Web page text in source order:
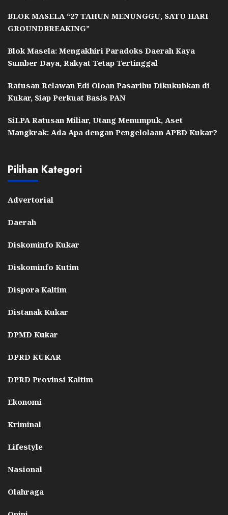
BLOK MASELA “27 TAHUN MENUNGGU, SATU HARI
GROUNDBREAKING”
Blok Masela: Mengakhiri Paradoks Daerah Kaya
Sumber Daya, Rakyat Tetap Tertinggal
Ratusan Relawan Edi Oloan Pasaribu Dikukuhkan di
Kukar, Siap Perkuat Basis PAN
SiLPA Ratusan Miliar, Utang Menumpuk, Aset
Mangkrak: Ada Apa dengan Pengelolaan APBD Kukar?
Pilihan Kategori
Advertorial
Daerah
Diskominfo Kukar
Diskominfo Kutim
Dispora Kaltim
Distanak Kukar
DPMD Kukar
DPRD KUKAR
DPRD Provinsi Kaltim
Ekonomi
Kriminal
Lifestyle
Nasional
Olahraga